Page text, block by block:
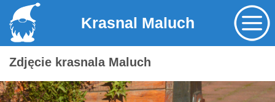
Krasnal Maluch
Zdjęcie krasnala Maluch